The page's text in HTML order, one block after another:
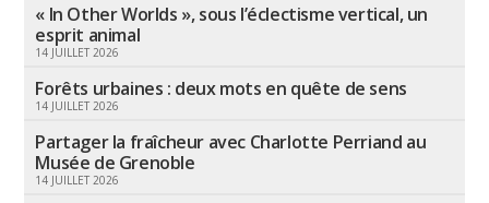
« In Other Worlds », sous l’éclectisme vertical, un
esprit animal
14 JUILLET 2026
Forêts urbaines : deux mots en quête de sens
14 JUILLET 2026
Partager la fraîcheur avec Charlotte Perriand au
Musée de Grenoble
14 JUILLET 2026